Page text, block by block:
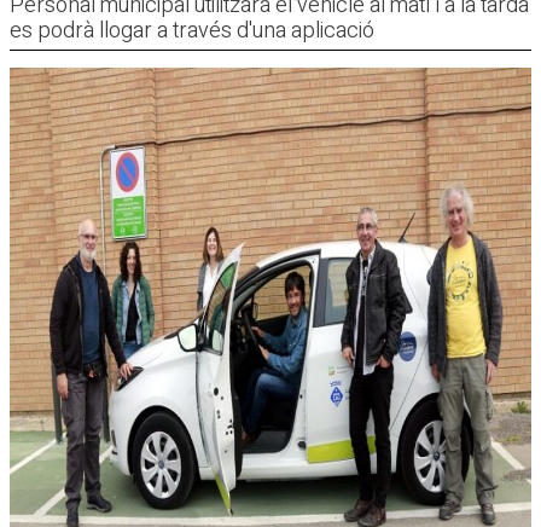
es podrà llogar a través d'una aplicació